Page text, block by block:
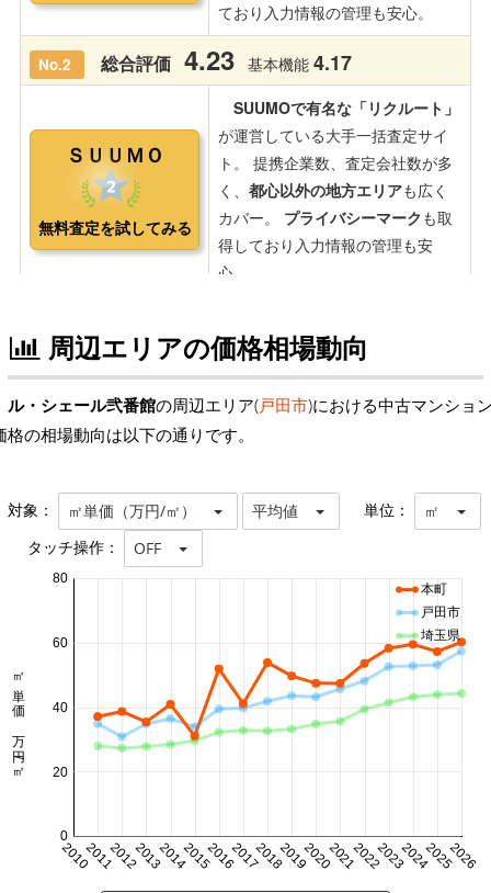
周辺エリアの価格相場動向
ル・シェール弐番館の周辺エリア(戸田市)における中古マンショ
格の相場動向は以下の通りです。
対象： ㎡単価（万円/㎡） 平均値 単位： ㎡
タッチ操作： OFF
20102011201220132014201520162017201820192020202120222023202420252026
0
20
40
60
80
㎡単価 万円/㎡
本町
戸田市
埼玉県